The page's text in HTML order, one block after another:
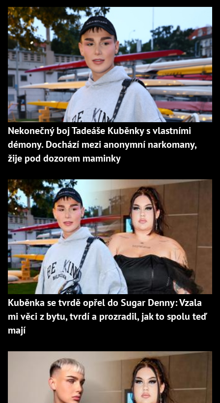
Nekonečný boj Tadeáše Kuběnky s vlastními
démony. Dochází mezi anonymní narkomany,
žije pod dozorem maminky
Kuběnka se tvrdě opřel do Sugar Denny: Vzala
mi věci z bytu, tvrdí a prozradil, jak to spolu teď
mají